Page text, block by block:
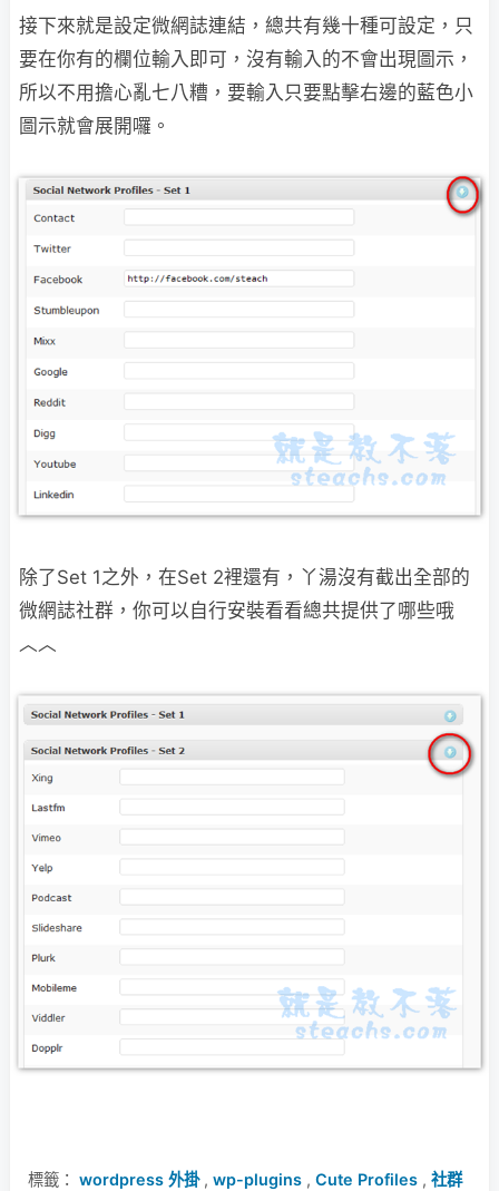
接下來就是設定微網誌連結，總共有幾十種可設定，只
要在你有的欄位輸入即可，沒有輸入的不會出現圖示，
所以不用擔心亂七八糟，要輸入只要點擊右邊的藍色小
圖示就會展開囉。
除了Set 1之外，在Set 2裡還有，丫湯沒有截出全部的
微網誌社群，你可以自行安裝看看總共提供了哪些哦
︿︿
標籤： wordpress 外掛, wp-plugins , Cute Profiles , 社群